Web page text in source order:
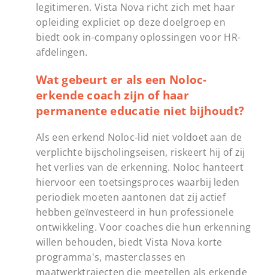
legitimeren. Vista Nova richt zich met haar
opleiding expliciet op deze doelgroep en
biedt ook in-company oplossingen voor HR-
afdelingen.
Wat gebeurt er als een Noloc-
erkende coach zijn of haar
permanente educatie niet bijhoudt?
Als een erkend Noloc-lid niet voldoet aan de
verplichte bijscholingseisen, riskeert hij of zij
het verlies van de erkenning. Noloc hanteert
hiervoor een toetsingsproces waarbij leden
periodiek moeten aantonen dat zij actief
hebben geïnvesteerd in hun professionele
ontwikkeling. Voor coaches die hun erkenning
willen behouden, biedt Vista Nova korte
programma's, masterclasses en
maatwerktrajecten die meetellen als erkende